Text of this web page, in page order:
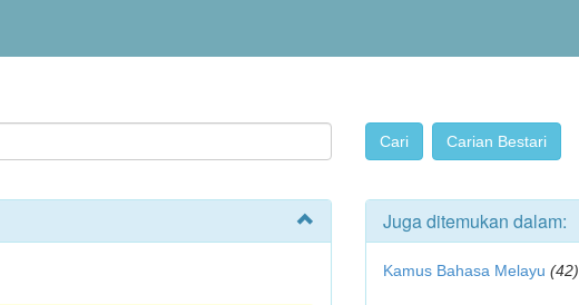
Juga ditemukan dalam:
Kamus Bahasa Melayu (42)